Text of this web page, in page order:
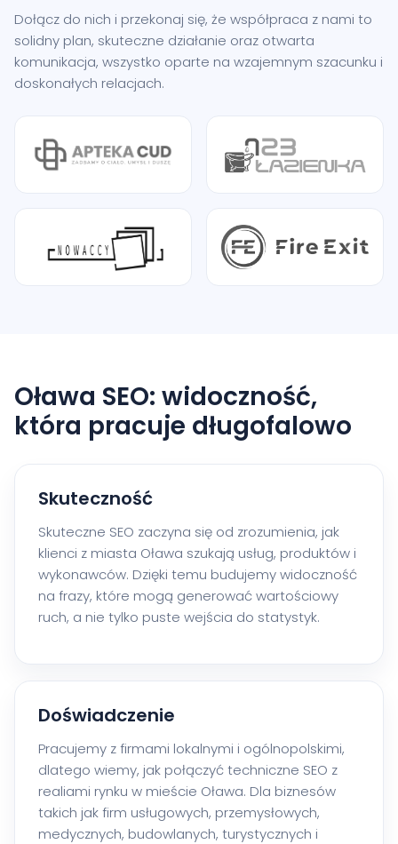
Dołącz do nich i przekonaj się, że współpraca z nami to
solidny plan, skuteczne działanie oraz otwarta
komunikacja, wszystko oparte na wzajemnym szacunku i
doskonałych relacjach.
Oława SEO: widoczność,
która pracuje długofalowo
Skuteczność
Skuteczne SEO zaczyna się od zrozumienia, jak
klienci z miasta Oława szukają usług, produktów i
wykonawców. Dzięki temu budujemy widoczność
na frazy, które mogą generować wartościowy
ruch, a nie tylko puste wejścia do statystyk.
Doświadczenie
Pracujemy z firmami lokalnymi i ogólnopolskimi,
dlatego wiemy, jak połączyć techniczne SEO z
realiami rynku w mieście Oława. Dla biznesów
takich jak firm usługowych, przemysłowych,
medycznych, budowlanych, turystycznych i